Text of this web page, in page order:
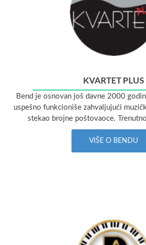
KVARTET PLUS
Bend je osnovan još davne 2000
uspešno funkcioniše zahvaljujući
stekao brojne poštovaoce.
VIŠE O BENDU